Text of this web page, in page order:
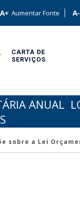
Aumentar Fonte
CARTA DE
SERVIÇOS
ANUAL
sobre a Lei